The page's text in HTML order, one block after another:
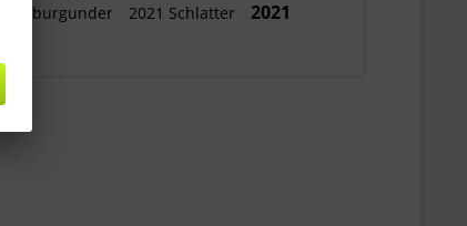
Weißburgunder 2021 Schlatter
2021